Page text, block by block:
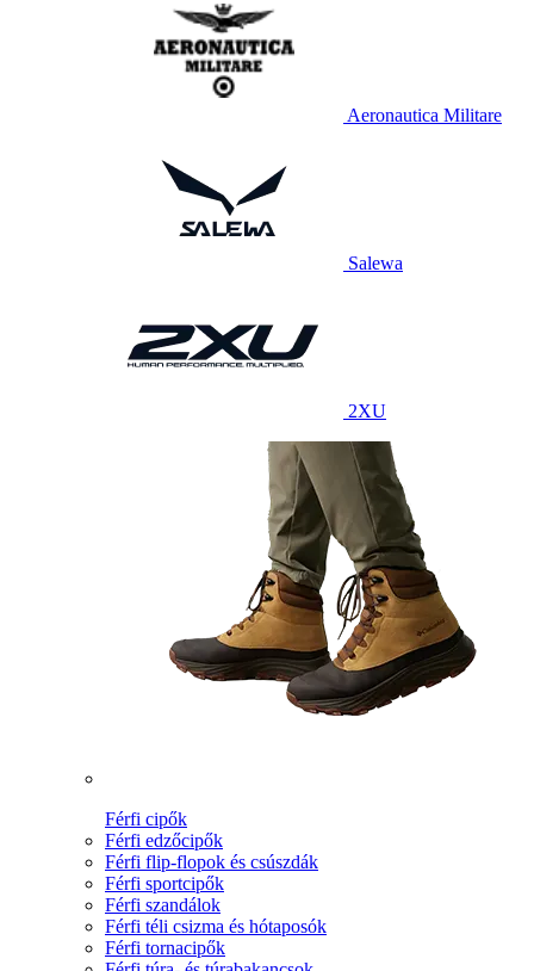
Aeronautica Militare
Salewa
2XU
Férfi cipők
Férfi edzőcipők
Férfi flip-flopok és csúszdák
Férfi sportcipők
Férfi szandálok
Férfi téli csizma és hótaposók
Férfi tornacipők